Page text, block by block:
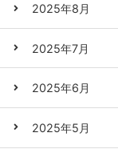
2025年8月
2025年7月
2025年6月
2025年5月